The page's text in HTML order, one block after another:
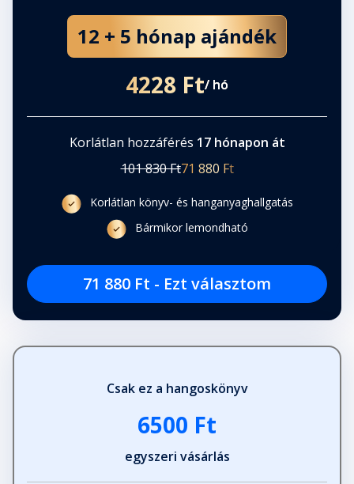
12 + 5 hónap ajándék
4228 Ft/ hó
Korlátlan hozzáférés 17 hónapon át
101 830 Ft71 880 Ft
Korlátlan könyv- és hanganyaghallgatás
Bármikor lemondható
71 880 Ft - Ezt választom
Csak ez a hangoskönyv
6500 Ft
egyszeri vásárlás